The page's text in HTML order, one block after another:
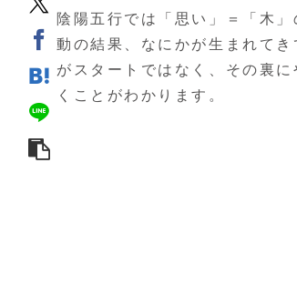
陰陽五行では「思い」＝「木
動の結果、なにかが生まれて
がスタートではなく、その裏
くことがわかります。